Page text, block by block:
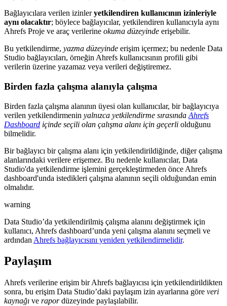
Bağlayıcılara verilen izinleryetkilendiren kullanıcının izinleriyle
aynı olacaktır; böylece bağlayıcılar, yetkilendiren kullanıcıyla aynı
Ahrefs Proje ve araç verilerine okuma düzeyinde erişebilir.
Bu yetkilendirme, yazma düzeyinde erişim içermez; bu nedenle Data
Studio bağlayıcıları, örneğin Ahrefs kullanıcısının profili gibi
verilerin üzerine yazamaz veya verileri değiştiremez.
Birden fazla çalışma alanıyla çalışma
Birden fazla çalışma alanının üyesi olan kullanıcılar, bir bağlayıcıya
verilen yetkilendirmenin yalnızca yetkilendirme sırasında Ahrefs
Dashboard içinde seçili olan çalışma alanı için geçerli olduğunu
bilmelidir.
Bir bağlayıcı bir çalışma alanı için yetkilendirildiğinde, diğer çalışma
alanlarındaki verilere erişemez. Bu nedenle kullanıcılar, Data
Studio'da yetkilendirme işlemini gerçekleştirmeden önce Ahrefs
dashboard'unda istedikleri çalışma alanının seçili olduğundan emin
olmalıdır.
warning
Data Studio’da yetkilendirilmiş çalışma alanını değiştirmek için
kullanıcı, Ahrefs dashboard’unda yeni çalışma alanını seçmeli ve
ardından Ahrefs bağlayıcısını yeniden yetkilendirmelidir.
Paylaşım
Ahrefs verilerine erişim bir Ahrefs bağlayıcısı için yetkilendirildikten
sonra, bu erişim Data Studio’daki paylaşım izin ayarlarına göre veri
kaynağı ve rapordüzeyinde paylaşılabilir.